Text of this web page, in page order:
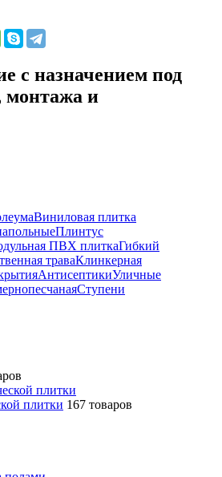
с назначением под
монтажа и
Виниловая плитка
Плинтус
ПВХ плиткаГибкий
траваКлинкерная
АнтисептикиУличные
Ступени
плитки 167 товаров